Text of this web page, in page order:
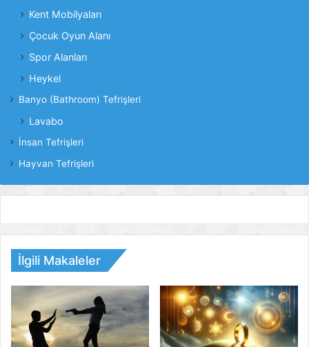
Kent Mobilyaları
Çocuk Oyun Alanı
Spor Alanları
Heykel
Banyo (Bathroom) Tefrişleri
Lavabo
İnsan Tefrişleri
Hayvan Tefrişleri
İlgili Makaleler